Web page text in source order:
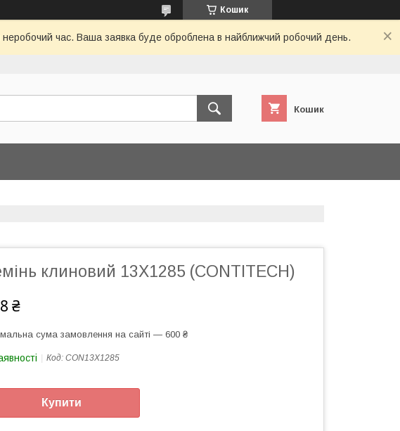
Кошик
неробочий час. Ваша заявка буде оброблена в найближчий робочий день.
Кошик
клиновий 13X1285 (CONTITECH)
₴
сума замовлення на сайті — 600 ₴
Код: CON13X1285
Купити